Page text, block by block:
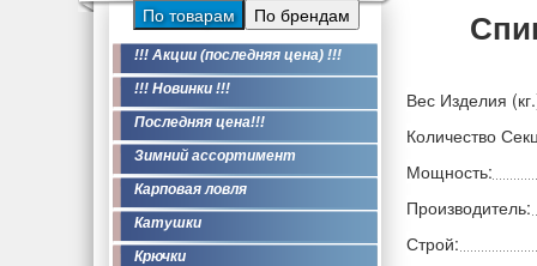
По товарам По брендам
!!! Акции (последняя цена) !!!
!!! Новинки !!!
Последняя цена!!!
Зимний ассортимент
Карповая ловля
Катушки
Крючки
Вес Изделия
Количество
Мощность:
Производитель:
Строй: